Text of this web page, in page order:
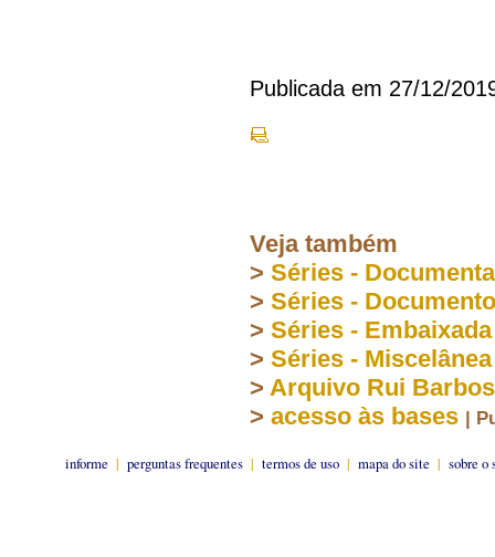
Publicada em 27/12/
Veja também
> Séries -
> Séries -
> Séries -
> Séries - Miscelânea
> Arquivo Rui
> acesso às bases |
informe | perguntas frequentes | termos de uso | mapa do site | sobre o